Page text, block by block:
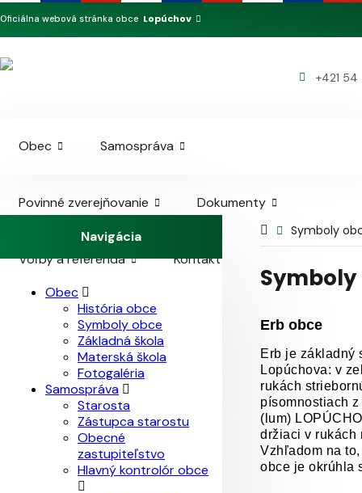
Oficiálna webová stránka obce Lopúchov
+421 54
Obec Samospráva
Povinné zverejňovanie Dokumenty
Voľby a referendá Kontakt
Symboly
Symboly
Erb obce
Erb je základný
Lopúchova: v
rukách
písomnostiach
(lum)
držiaci v rukách
Vzhľadom na
obce je okrúhla
Navigácia
Obec
História obce
Symboly obce
Základná škola
Materská škola
Fotogaléria
Samospráva
Starosta
Zástupca starostu
Obecné
zastupiteľstvo
Hlavný kontrolór obce